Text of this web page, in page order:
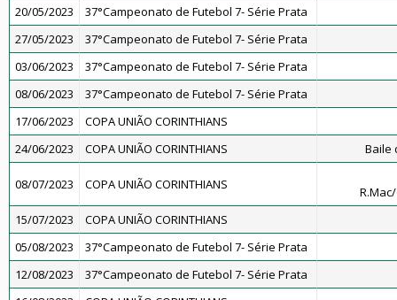
20/05/2023
37°Campeonato de Futebol 7- Série Prata
27/05/2023
37°Campeonato de Futebol 7- Série Prata
03/06/2023
37°Campeonato de Futebol 7- Série Prata
08/06/2023
37°Campeonato de Futebol 7- Série Prata
17/06/2023
COPA UNIÃO CORINTHIANS
24/06/2023
COPA UNIÃO CORINTHIANS Baile
08/07/2023 COPA UNIÃO CORINTHIANS
15/07/2023
COPA UNIÃO CORINTHIANS
05/08/2023
37°Campeonato de Futebol 7- Série Prata
12/08/2023
37°Campeonato de Futebol 7- Série Prata